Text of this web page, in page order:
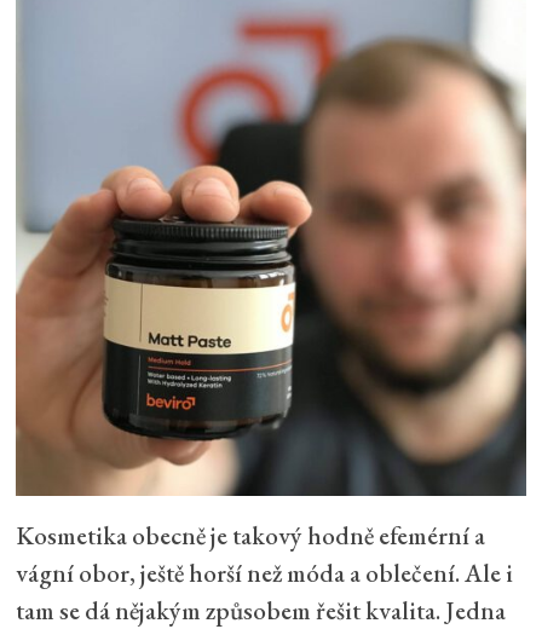
Kosmetika obecně je takový hodně efemérní a
vágní obor, ještě horší než móda a oblečení. Ale i
tam se dá nějakým způsobem řešit kvalita. Jedna